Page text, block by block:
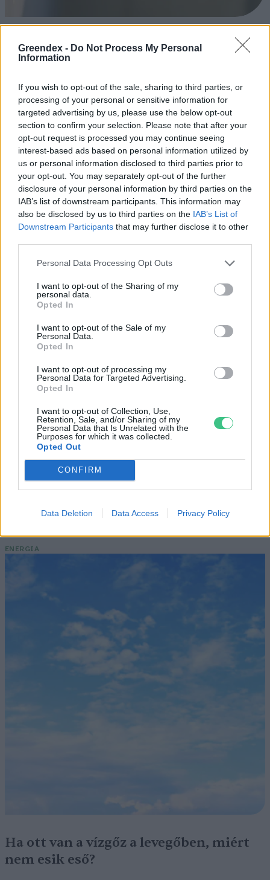
Greendex - Do Not Process My Personal
Information
If you wish to opt-out of the sale, sharing to third parties, or
processing of your personal or sensitive information for
targeted advertising by us, please use the below opt-out
section to confirm your selection. Please note that after your
opt-out request is processed you may continue seeing
interest-based ads based on personal information utilized by
us or personal information disclosed to third parties prior to
your opt-out. You may separately opt-out of the further
disclosure of your personal information by third parties on the
IAB’s list of downstream participants. This information may
also be disclosed by us to third parties on the IAB’s List of
Downstream Participants that may further disclose it to other
Personal Data Processing Opt Outs
I want to opt-out of the Sharing of my
personal data.
Opted In
I want to opt-out of the Sale of my
Personal Data.
Opted In
I want to opt-out of processing my
Personal Data for Targeted Advertising.
Opted In
I want to opt-out of Collection, Use,
Retention, Sale, and/or Sharing of my
Personal Data that Is Unrelated with the
Purposes for which it was collected.
Opted Out
CONFIRM
Data Deletion Data Access Privacy Policy
tartanunk ezeket a döntéseket.
Miért viseli meg az embert a hőség
és mit tehetünk ellene?
EGÉSZSÉGÜNK
Csillaghullás, napfogyatkozás:
augusztusban érdemes lesz az égre
nézni
ÉLŐ BOLYGÓNK
Az alacsony vízszintnél durvább dolgok
is történhetnek egy folyóval
A városi fák megmaradása a tét
OTTHONUNK
ENERGIA
Ha ott van a vízgőz a levegőben, miért
nem esik eső?